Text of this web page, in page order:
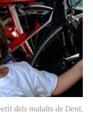
dels malalts de Dent.